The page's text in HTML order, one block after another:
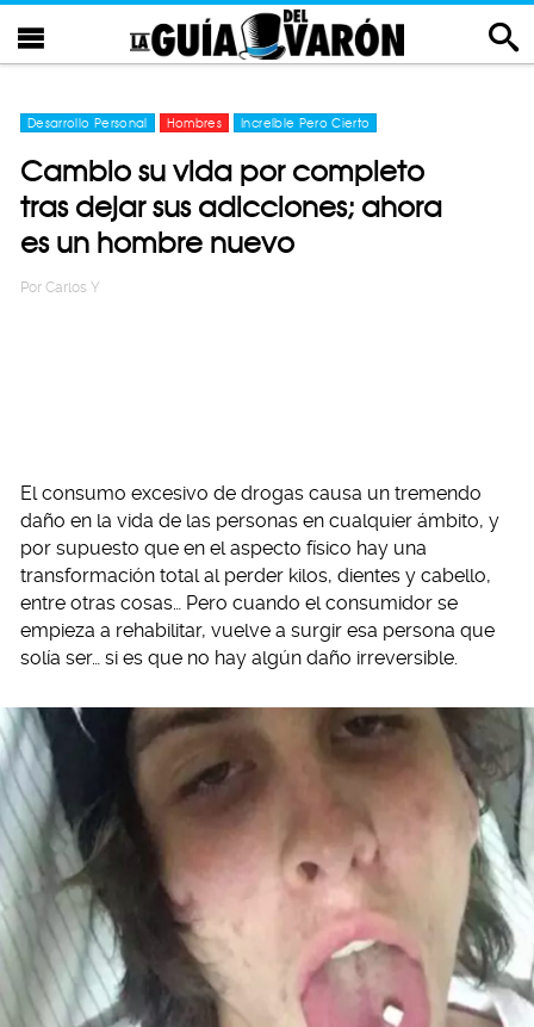
Desarrollo Personal Hombres Increíble Pero Cierto
Cambio su vida por completo
tras dejar sus adicciones; ahora
es un hombre nuevo
Por Carlos Y
El consumo excesivo de drogas causa un tremendo
daño en la vida de las personas en cualquier ámbito, y
por supuesto que en el aspecto físico hay una
transformación total al perder kilos, dientes y cabello,
entre otras cosas… Pero cuando el consumidor se
empieza a rehabilitar, vuelve a surgir esa persona que
solía ser… si es que no hay algún daño irreversible.